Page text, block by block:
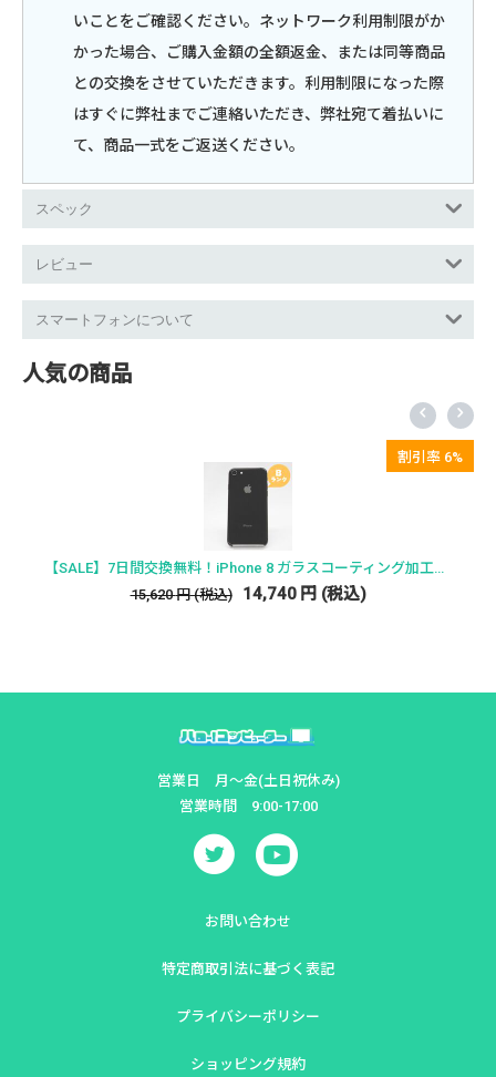
いことをご確認ください。ネットワーク利用制限がか
かった場合、ご購入金額の全額返金、または同等商品
との交換をさせていただきます。利用制限になった際
はすぐに弊社までご連絡いただき、弊社宛て着払いに
て、商品一式をご返送ください。
スペック
レビュー
スマートフォンについて
人気の商品
【SALE】7日間交換無料！iPhone 8 ガラスコーティング加工済み
7日間交換無料！ iPhone 6s ガラスコーテ
営業日 月～金(土日祝休み)
営業時間 9:00-17:00
お問い合わせ
特定商取引法に基づく表記
プライバシーポリシー
ショッピング規約